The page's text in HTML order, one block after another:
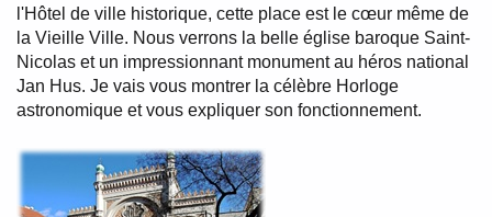
l'Hôtel de ville historique, cette place est le cœur même de
la Vieille Ville. Nous verrons la belle église baroque Saint-
Nicolas et un impressionnant monument au héros national
Jan Hus. Je vais vous montrer la célèbre Horloge
astronomique et vous expliquer son fonctionnement.